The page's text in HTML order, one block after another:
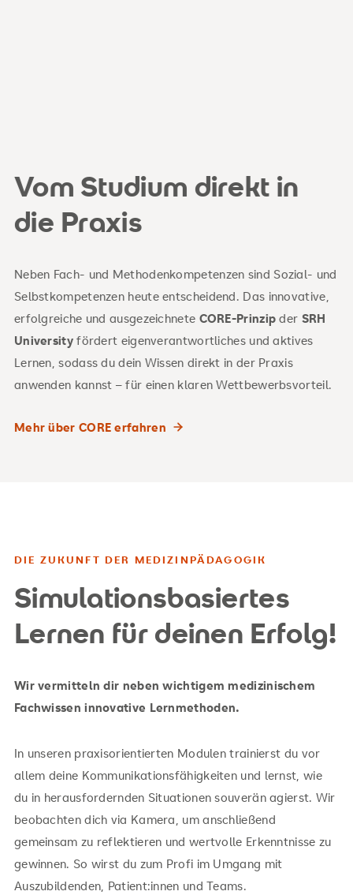
Vom Studium direkt in
die Praxis
Neben Fach- und Methodenkompetenzen sind Sozial- und
Selbstkompetenzen heute entscheidend. Das innovative,
erfolgreiche und ausgezeichnete CORE-Prinzip der SRH
Universityfördert eigenverantwortliches und aktives
Lernen, sodass du dein Wissen direkt in der Praxis
anwenden kannst – für einen klaren Wettbewerbsvorteil.
Mehr über CORE erfahren
DIE ZUKUNFT DER MEDIZINPÄDAGOGIK
Simulationsbasiertes
Lernen für deinen Erfolg!
Wir vermitteln dir neben wichtigem medizinischem
Fachwissen innovative Lernmethoden.
In unseren praxisorientierten Modulen trainierst du vor
allem deine Kommunikationsfähigkeiten und lernst, wie
du in herausfordernden Situationen souverän agierst. Wir
beobachten dich via Kamera, um anschließend
gemeinsam zu reflektieren und wertvolle Erkenntnisse zu
gewinnen. So wirst du zum Profi im Umgang mit
Auszubildenden, Patient:innen und Teams.